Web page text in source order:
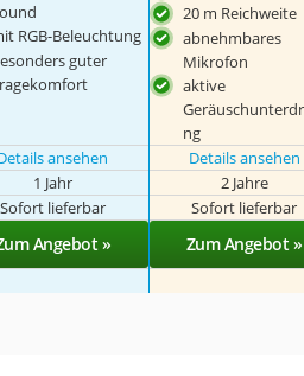
RGB-Beleuchtung
guter
20 m Reichweite
abnehmbares
Mikrofon
aktive
ng
ansehen Details ansehen
1 Jahr 2 Jahre
Sofort lieferbar Sofort lieferbar
Angebot » Zum Angebot »